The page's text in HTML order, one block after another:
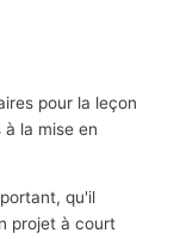
pour la leçon
à la mise en
qu'il
projet à court